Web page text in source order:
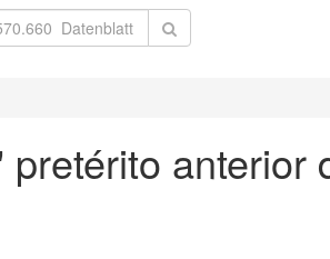
anterior